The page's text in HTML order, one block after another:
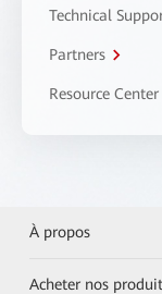
Technical
Partners
Resource Center
À propos
Acheter nos